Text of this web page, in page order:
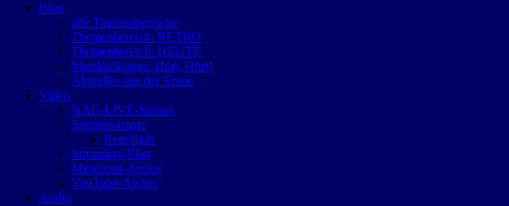
Blog
alle Themenbereiche
Themenbereich: RETRO
Themenbereich: HEUTE
Musikkolumne: Hört, Hört!
Aktuelles aus der Szene
Video
NAG-LIVE-Stream
Streamformate
Retroblah
Streaming-Plan
Mitschnitt-Archiv
YouTube-Archiv
Audio